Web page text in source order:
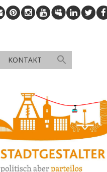
KONTAKT